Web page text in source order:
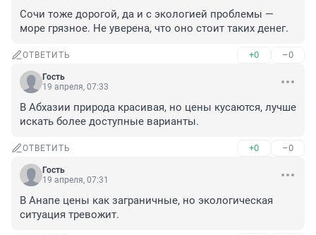
Сочи тоже дорогой, да и с экологией проблемы —
море грязное. Не уверена, что оно стоит таких денег.
ОТВЕТИТЬ +0 –0
Гость
19 апреля, 07:33
В Абхазии природа красивая, но цены кусаются, лучше
искать более доступные варианты.
ОТВЕТИТЬ +0 –0
Гость
19 апреля, 07:31
В Анапе цены как заграничные, но экологическая
ситуация тревожит.